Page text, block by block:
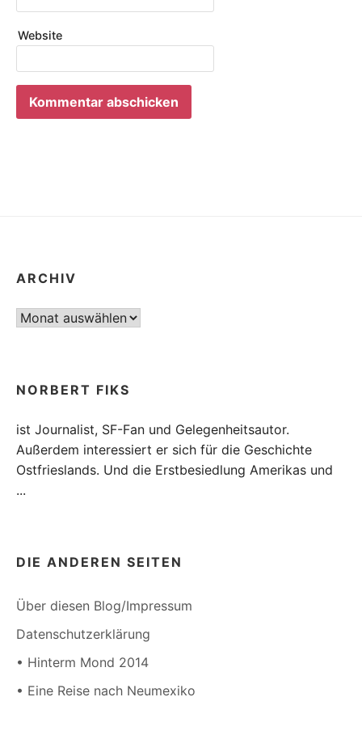
Website
ARCHIV
Archiv
NORBERT FIKS
ist Journalist, SF-Fan und Gelegenheitsautor.
Außerdem interessiert er sich für die Geschichte
Ostfrieslands. Und die Erstbesiedlung Amerikas und
...
DIE ANDEREN SEITEN
Über diesen Blog/Impressum
Datenschutzerklärung
• Hinterm Mond 2014
• Eine Reise nach Neumexiko